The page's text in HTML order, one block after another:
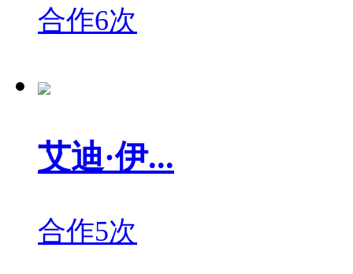
合作6次
艾迪·伊...
合作5次